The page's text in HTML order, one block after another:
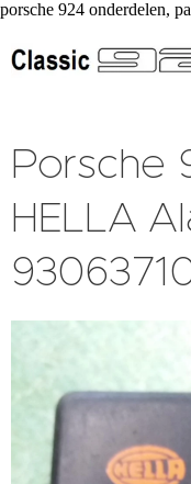
porsche 924 onderdelen,
Porsche
HELLA